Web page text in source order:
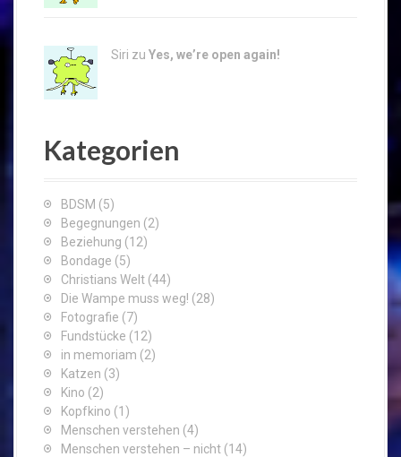
Siri zu Yes, we’re open again!
Kategorien
BDSM (5)
Begegnungen (2)
Beziehung (12)
Bondage (5)
Christians Welt (44)
Die Wampe muss weg! (28)
Fotografie (7)
Fundstücke (12)
in memoriam (2)
Katzen (3)
Kino (2)
Kopfkino (1)
Menschen verstehen (4)
Menschen verstehen – nicht (14)